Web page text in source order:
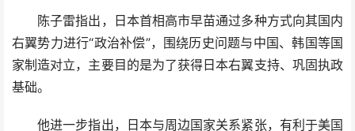
陈子雷指出，日本首相高市早苗通过多种方式向其国内
右翼势力进行“政治补偿”，围绕历史问题与中国、韩国等国
家制造对立，主要目的是为了获得日本右翼支持、巩固执政
基础。
他进一步指出，日本与周边国家关系紧张，有利于美国